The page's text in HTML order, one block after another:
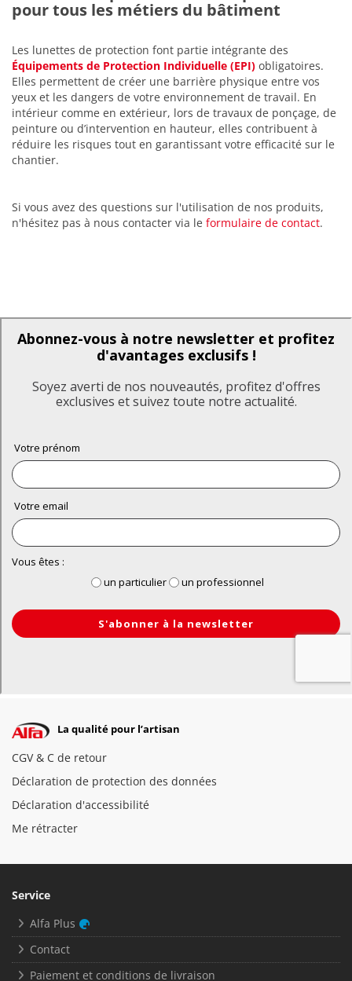
pour tous les métiers du bâtiment
Les lunettes de protection font partie intégrante des
Équipements de Protection Individuelle (EPI) obligatoires.
Elles permettent de créer une barrière physique entre vos
yeux et les dangers de votre environnement de travail. En
intérieur comme en extérieur, lors de travaux de ponçage, de
peinture ou d’intervention en hauteur, elles contribuent à
réduire les risques tout en garantissant votre efficacité sur le
chantier.
Si vous avez des questions sur l'utilisation de nos produits,
n'hésitez pas à nous contacter via le formulaire de contact.
La qualité pour l’artisan
CGV & C de retour
Déclaration de protection des données
Déclaration d'accessibilité
Me rétracter
Service
Alfa Plus
Contact
Paiement et conditions de livraison